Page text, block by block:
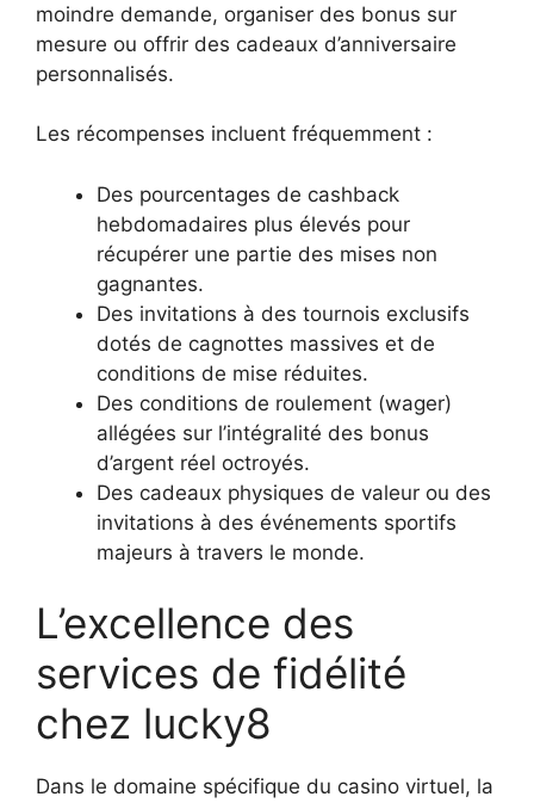
moindre demande, organiser des bonus sur
mesure ou offrir des cadeaux d’anniversaire
personnalisés.
Les récompenses incluent fréquemment :
Des pourcentages de cashback
hebdomadaires plus élevés pour
récupérer une partie des mises non
gagnantes.
Des invitations à des tournois exclusifs
dotés de cagnottes massives et de
conditions de mise réduites.
Des conditions de roulement (wager)
allégées sur l’intégralité des bonus
d’argent réel octroyés.
Des cadeaux physiques de valeur ou des
invitations à des événements sportifs
majeurs à travers le monde.
L’excellence des
services de fidélité
chez lucky8
Dans le domaine spécifique du casino virtuel, la